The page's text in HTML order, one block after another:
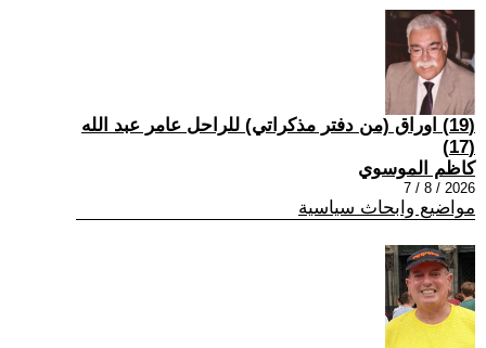
(19) اوراق (من دفتر مذكراتي) للراحل عامر عبد الله
(17)
كاظم الموسوي
2026 / 8 / 7
مواضيع وابحاث سياسية